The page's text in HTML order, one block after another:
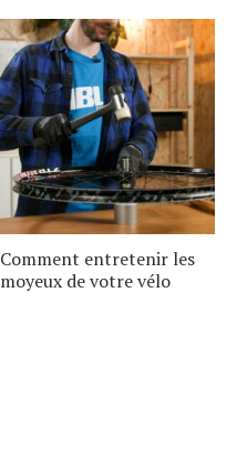
Comment entretenir les
moyeux de votre vélo